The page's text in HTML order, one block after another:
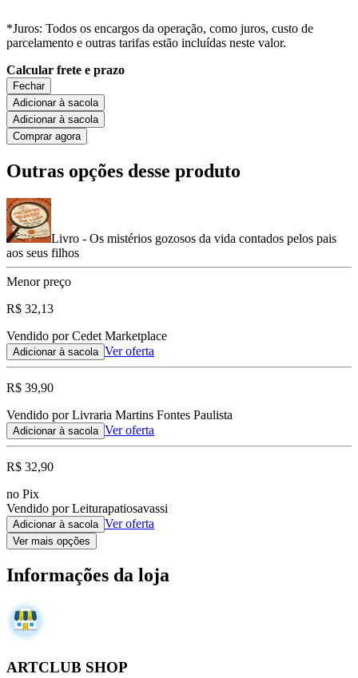
*Juros: Todos os encargos da operação, como juros, custo de
parcelamento e outras tarifas estão incluídas neste valor.
Calcular frete e prazo
Fechar
Adicionar à sacola
Adicionar à sacola
Comprar agora
Outras opções desse produto
Livro - Os mistérios gozosos da vida contados pelos pais
aos seus filhos
Menor preço
R$ 32,13
Vendido por Cedet Marketplace
Adicionar à sacola Ver oferta
R$ 39,90
Vendido por Livraria Martins Fontes Paulista
Adicionar à sacola Ver oferta
R$ 32,90
no Pix
Vendido por Leiturapatiosavassi
Adicionar à sacola Ver oferta
Ver mais opções
Informações da loja
ARTCLUB SHOP